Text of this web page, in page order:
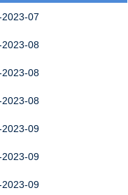
07
2023-08
2023-08
2023-08
2023-09
2023-09
2023-09